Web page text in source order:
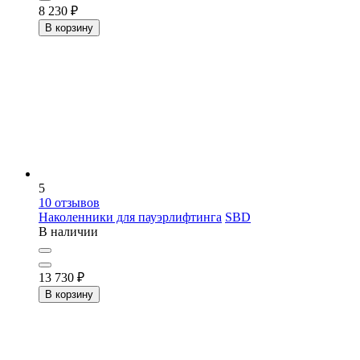
8 230 ₽
В корзину
5
10 отзывов
Наколенники для пауэрлифтинга SBD
В наличии
13 730 ₽
В корзину